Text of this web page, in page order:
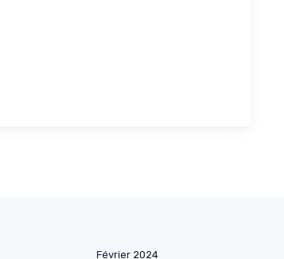
Février 2024